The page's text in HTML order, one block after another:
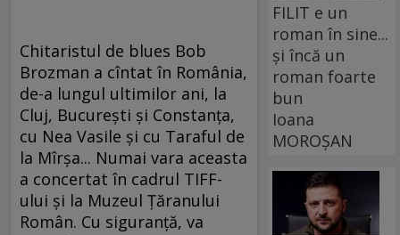
Chitaristul de blues Bob
Brozman a cîntat în România,
de-a lungul ultimilor ani, la
Cluj, Bucureşti şi Constanţa,
cu Nea Vasile şi cu Taraful de
la Mîrşa... Numai vara aceasta
a concertat în cadrul TIFF-
ului şi la Muzeul Ţăranului
Român. Cu siguranţă, va
FILIT e un
roman în sine...
și încă un
roman foarte
bun
Ioana
MOROȘAN